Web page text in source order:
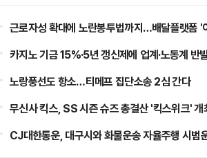
근로자성 확대에 노란봉투법까지…배달플랫폼 '
카지노 기금 15%·5년 갱신제에 업계·노동계 반
노랑풍선도 항소…티메프 집단소송 2심 간다
무신사 킥스, SS 시즌 슈즈 총결산 '킥스위크' 개
CJ대한통운, 대구시와 화물운송 자율주행 시범